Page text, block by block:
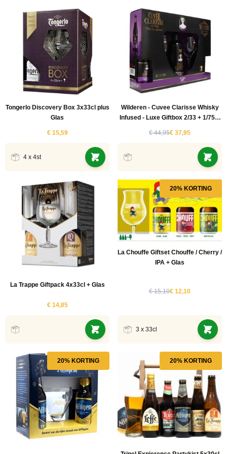
Tongerlo Discovery Box 3x33cl plus
Glas
€ 15,59
4 x 4st
Wilderen - Cuvee Clarisse Whisky
Infused - Luxe Giftbox 2/33 + 1/75 +
€ 44,95€ 37,95
La Trappe Giftpack 4x33cl + Glas
€ 14,85
20% KORTING
La Chouffe Giftset Chouffe / Cherry /
IPA + Glas
€ 15,10€ 12,10
3 x 33cl
20% KORTING 20% KORTING